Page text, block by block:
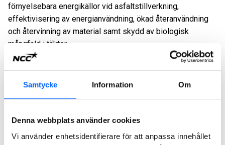
Samtycke Information Om
Denna webbplats använder cookies
Vi använder enhetsidentifierare för att anpassa innehållet
förnyelsebara energikällor vid asfaltstillverkning,
effektivisering av energianvändning, ökad återanvändning
och återvinning av material samt skydd av biologisk
mångfald i täkter.
Det gröna ramverket för obligationerna uppdaterades i juni
and Environmental Research (CICERO), ett oberoende
forskningscenter knutet till Universitetet i Oslo. Ramverket
SEB och Danske Bank var arrangörer av transaktionen och